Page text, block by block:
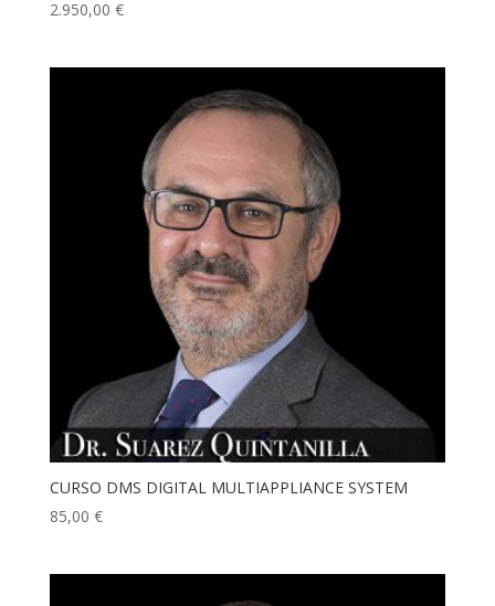
2.950,00 €
CURSO DMS DIGITAL MULTIAPPLIANCE SYSTEM
85,00 €